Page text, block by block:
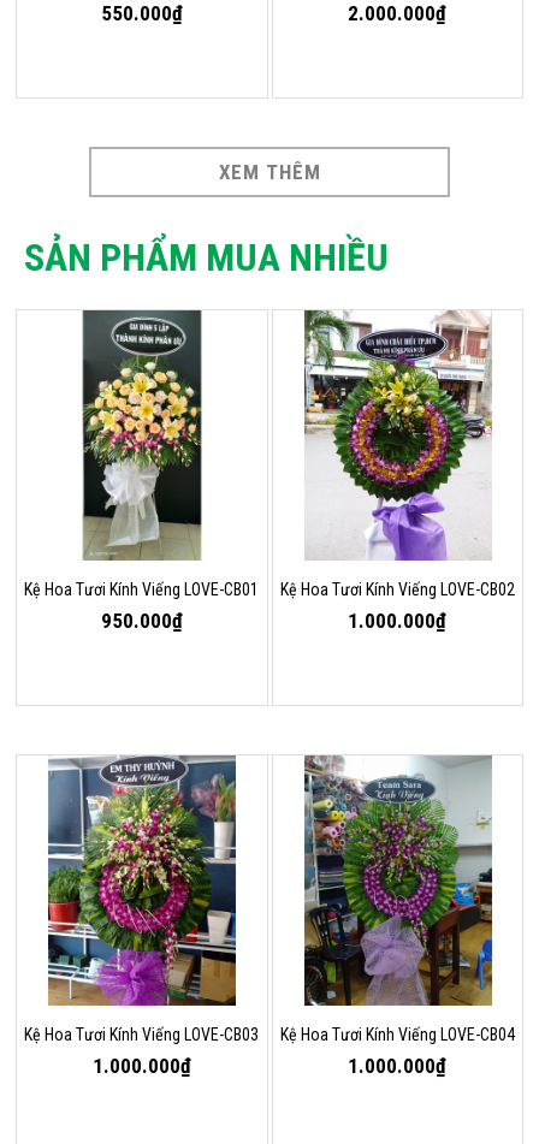
550.000₫ 2.000.000₫
XEM THÊM
SẢN PHẨM MUA NHIỀU
Kệ Hoa Tươi Kính Viếng LOVE-CB01
950.000₫
Kệ Hoa Tươi Kính Viếng LOVE-CB02
1.000.000₫
Kệ Hoa Tươi Kính Viếng LOVE-CB03
1.000.000₫
Kệ Hoa Tươi Kính Viếng LOVE-CB04
1.000.000₫